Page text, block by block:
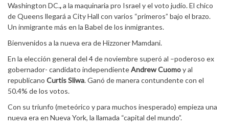
Washington DC.,a la maquinaria pro Israel y el voto judío. El chico
de Queens llegará a City Hall con varios “primeros” bajo el brazo.
Un inmigrante más en la Babel de los inmigrantes.
Bienvenidos a la nueva era de Hizzoner Mamdani.
En la elección general del 4 de noviembre superó al –poderoso ex
gobernador- candidato independienteAndrew Cuomoy al
republicano Curtis Sliwa. Ganó de manera contundente con el
50.4% de los votos.
Con su triunfo (meteórico y para muchos inesperado) empieza una
nueva era en Nueva York, la llamada “capital del mundo”.